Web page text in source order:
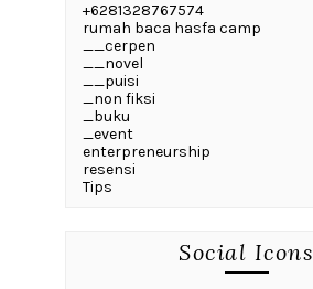
+6281328767574
rumah baca hasfa camp
__cerpen
__novel
__puisi
_non fiksi
_buku
_event
enterpreneurship
resensi
Tips
Social Icons